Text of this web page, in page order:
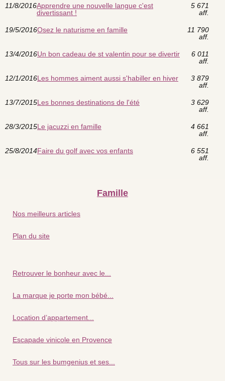
11/8/2016Apprendre une nouvelle langue c'est
divertissant !
5 671
aff.
19/5/2016Osez le naturisme en famille
11 790
aff.
13/4/2016Un bon cadeau de st valentin pour se divertir
6 011
aff.
12/1/2016Les hommes aiment aussi s'habiller en hiver
3 879
aff.
13/7/2015Les bonnes destinations de l'été
3 629
aff.
28/3/2015Le jacuzzi en famille
4 661
aff.
25/8/2014Faire du golf avec vos enfants
6 551
aff.
Famille
Nos meilleurs articles
Plan du site
Retrouver le bonheur avec le...
La marque je porte mon bébé...
Location d’appartement...
Escapade vinicole en Provence
Tous sur les bumgenius et ses...